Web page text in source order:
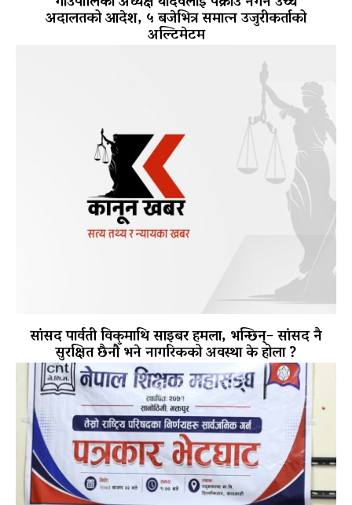
अदालतको आदेश, ५ बजेभित्र समात्न उजुरीकर्ताको
अल्टिमेटम
सांसद पार्वती विकमाथि साइबर हमला, भन्छिन्– सांसद नै
सुरक्षित छैनौँ भने नागरिकको अवस्था के होला ?